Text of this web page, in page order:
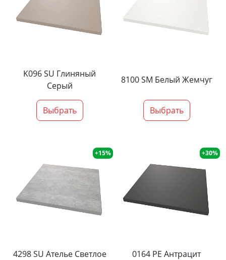
K096 SU Глиняный
Серый
Выбрать
8100 SM Белый Жемчуг
Выбрать
+15%
4298 SU Ателье Светлое
+30%
0164 PE Антрацит